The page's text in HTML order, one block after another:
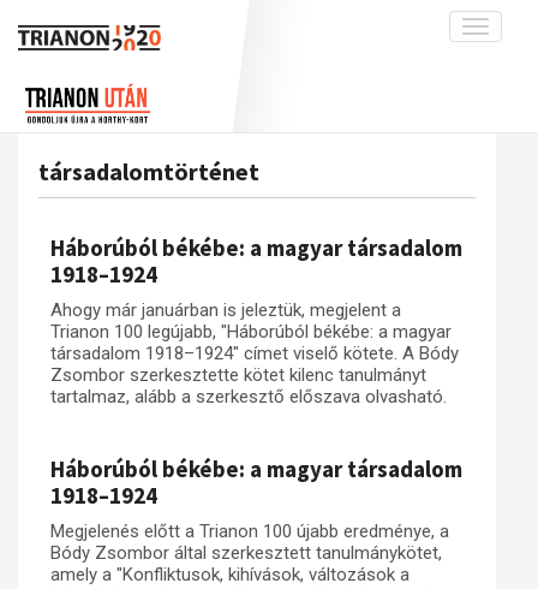
Toggle
interpretációk
A békerendszer megszilárdulása
Adatbázis
Emlékművek (feltöltés alatt)
Menekültek
Visszhang
Publikációk
Trianon-kommentár
A trianoni szerződés
Műhelymunkák
társadalomtörténet
Háborúból békébe: a magyar társadalom
1918–1924
Ahogy már januárban is jeleztük, megjelent a
Trianon 100 legújabb, "Háborúból békébe: a magyar
társadalom 1918–1924" címet viselő kötete. A Bódy
Zsombor szerkesztette kötet kilenc tanulmányt
tartalmaz, alább a szerkesztő előszava olvasható.
Háborúból békébe: a magyar társadalom
1918–1924
Megjelenés előtt a Trianon 100 újabb eredménye, a
Bódy Zsombor által szerkesztett tanulmánykötet,
amely a "Konfliktusok, kihívások, változások a